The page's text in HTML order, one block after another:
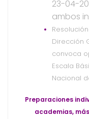
23-04-
ambos
Dirección
convoca
Escala
Nacional
Preparaciones
academias,